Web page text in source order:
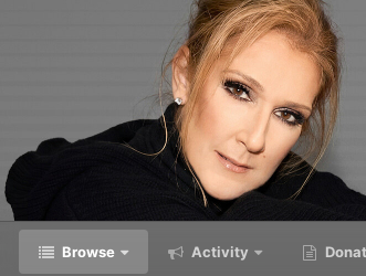
Browse Activity